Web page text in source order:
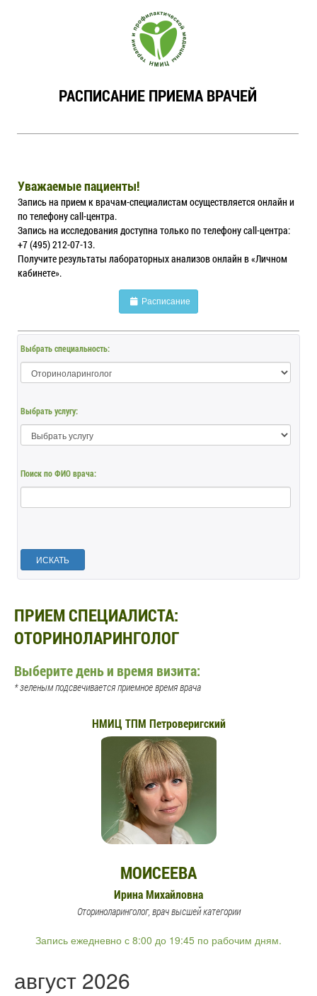
РАСПИСАНИЕ ПРИЕМА ВРАЧЕЙ
Уважаемые пациенты!
Запись на прием к врачам-специалистам осуществляется онлайн и
по телефону call-центра.
Запись на исследования доступна только по телефону call-центра:
+7 (495) 212-07-13.
Получите результаты лабораторных анализов онлайн в «Личном
кабинете».
Расписание
Выбрать специальность:
Выбрать услугу:
Поиск по ФИО врача:
ИСКАТЬ
ПРИЕМ СПЕЦИАЛИСТА:
ОТОРИНОЛАРИНГОЛОГ
Выберите день и время визита:
* зеленым подсвечивается приемное время врача
НМИЦ ТПМ Петроверигский
МОИСЕЕВА
Ирина Михайловна
Оториноларинголог, врач высшей категории
Запись ежедневно с 8:00 до 19:45 по рабочим дням.
август 2026